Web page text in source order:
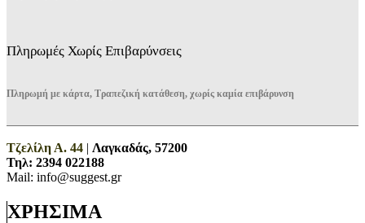
Πληρωμές Χωρίς Επιβαρύνσεις
Πληρωμή με κάρτα, Τραπεζική κατάθεση, χωρίς καμία επιβάρυνση
Τζελίλη Α. 44 | Λαγκαδάς, 57200
Τηλ: 2394 022188
Mail: info@suggest.gr
ΧΡΗΣΙΜΑ